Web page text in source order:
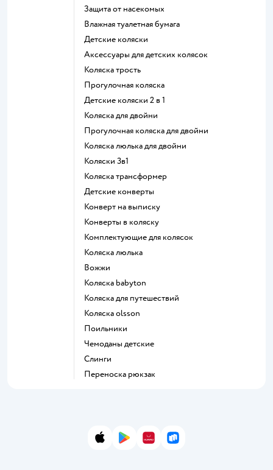
Защита от насекомых
Влажная туалетная бумага
Детские коляски
Аксессуары для детских колясок
Коляска трость
Прогулочная коляска
Детские коляски 2 в 1
Коляска для двойни
Прогулочная коляска для двойни
Коляска люлька для двойни
Коляски 3в1
Коляска трансформер
Детские конверты
Конверт на выписку
Конверты в коляску
Комплектующие для колясок
Коляска люлька
Вожжи
Коляска babyton
Коляска для путешествий
Коляска olsson
Поильники
Чемоданы детские
Слинги
Переноска рюкзак
App StoreGoogle Play
AppGallery
RuStore